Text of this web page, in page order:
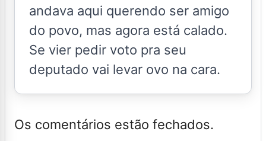
andava aqui querendo ser amigo
do povo, mas agora está calado.
Se vier pedir voto pra seu
deputado vai levar ovo na cara.
Os comentários estão fechados.